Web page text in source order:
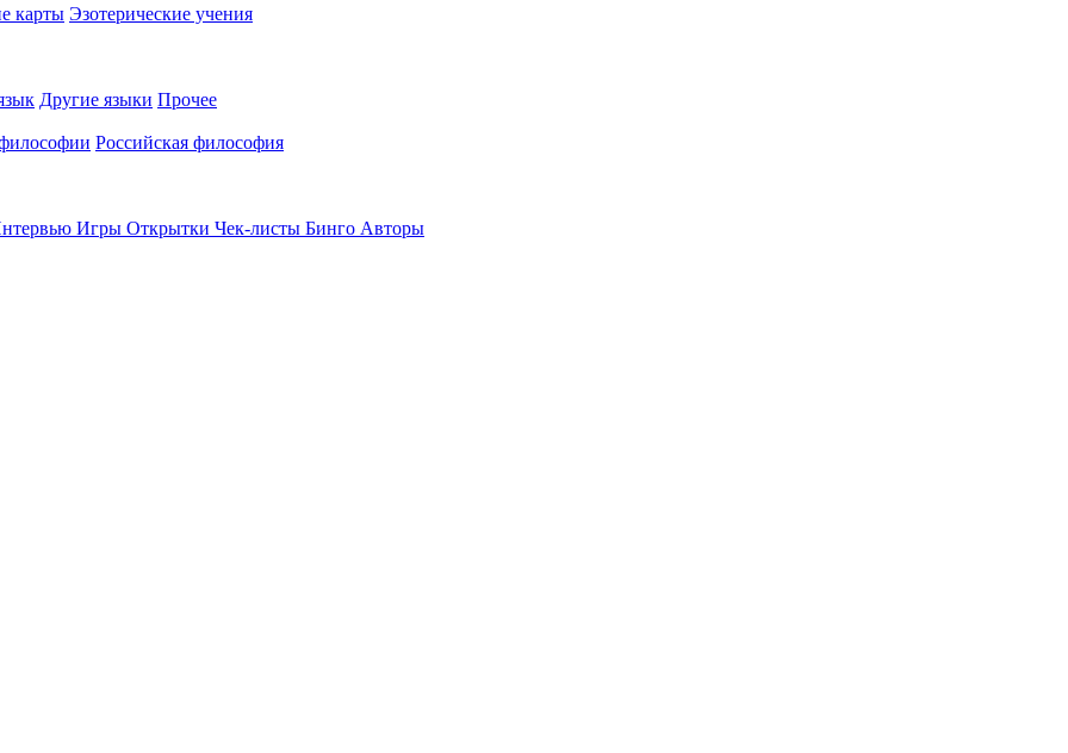
карты Эзотерические учения
Другие языки Прочее
Российская философия
Игры Открытки Чек-листы Бинго Авторы